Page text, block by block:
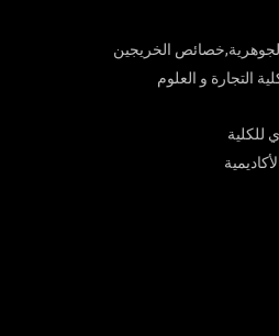
الخريجين
التجارة و العلوم
للكلية